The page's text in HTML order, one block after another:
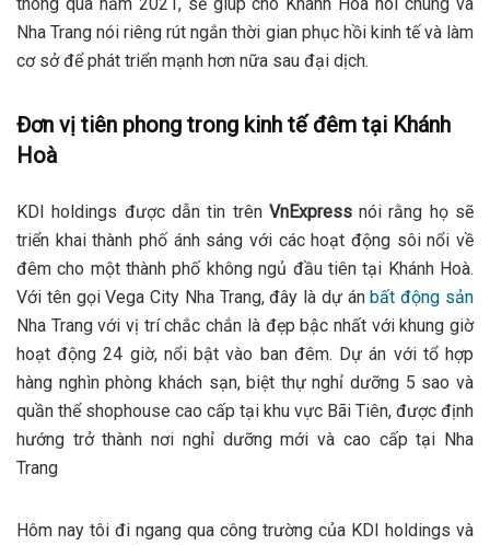
Nha Trang nói riêng rút ngắn thời gian phục hồi kinh tế và làm
cơ sở để phát triển mạnh hơn nữa sau đại dịch.
Đơn vị tiên phong trong kinh tế đêm tại Khánh
Hoà
KDI holdings được dẫn tin trên VnExpressnói rằng họ sẽ
triển khai thành phố ánh sáng với các hoạt động sôi nổi về
đêm cho một thành phố không ngủ đầu tiên tại Khánh Hoà.
Với tên gọi Vega City Nha Trang, đây là dự ánbất động sản
Nha Trang với vị trí chắc chắn là đẹp bậc nhất với khung giờ
hoạt động 24 giờ, nổi bật vào ban đêm. Dự án với tổ hợp
hàng nghìn phòng khách sạn, biệt thự nghỉ dưỡng 5 sao và
quần thể shophouse cao cấp tại khu vực Bãi Tiên, được định
hướng trở thành nơi nghỉ dưỡng mới và cao cấp tại Nha
Trang
Hôm nay tôi đi ngang qua công trường của KDI holdings và